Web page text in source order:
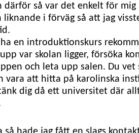
därför så var det enkelt för
liknande i förväg så att jag
en introduktionskurs
var skolan ligger, försöka
och leta upp salen. Du vet
vara att hitta på karolinska
dig då ett universitet där